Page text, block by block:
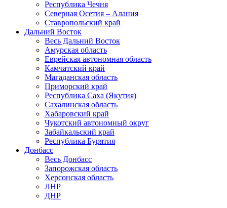
Республика Чечня
Северная Осетия – Алания
Ставропольский край
Дальний Восток
Весь Дальний Восток
Амурская область
Еврейская автономная область
Камчатский край
Магаданская область
Приморский край
Республика Саха (Якутия)
Сахалинская область
Хабаровский край
Чукотский автономный округ
Забайкальский край
Республика Бурятия
Донбасс
Весь Донбасс
Запорожская область
Херсонская область
ЛНР
ДНР